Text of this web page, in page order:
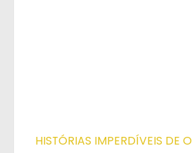
HISTÓRIAS IMPERDÍVEIS DE